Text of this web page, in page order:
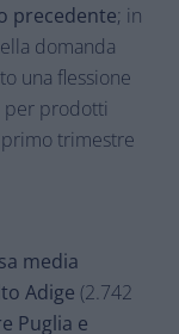
precedente; in
domanda
una flessione
per prodotti
trimestre
media
Adige (2.742
Puglia e